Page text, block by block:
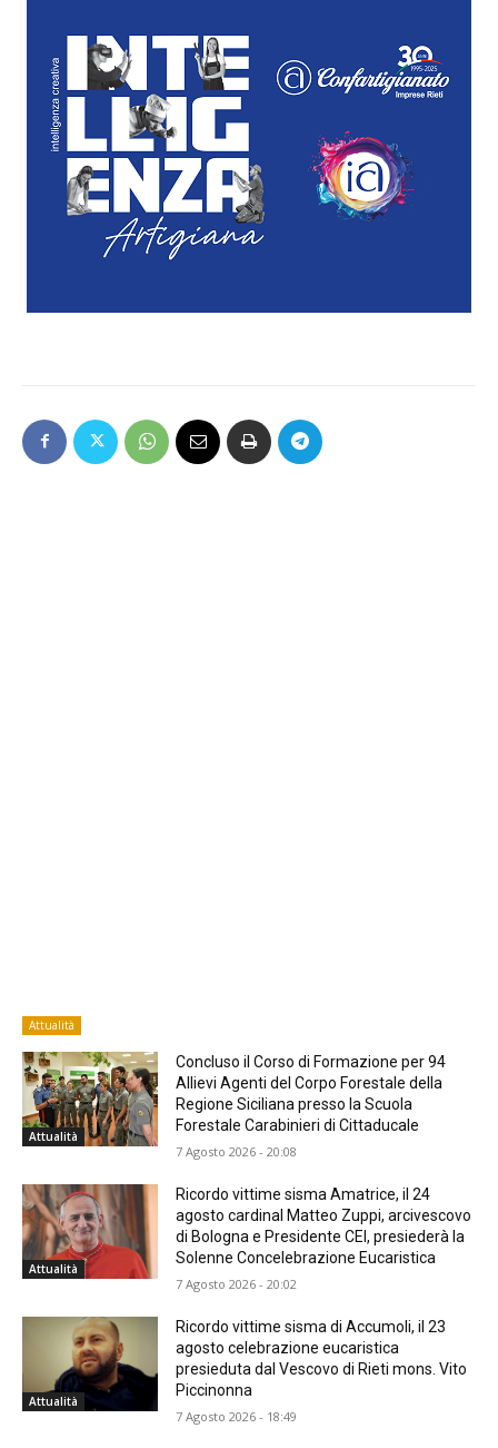
Attualità
Attualità
Concluso il Corso di Formazione per 94
Allievi Agenti del Corpo Forestale della
Regione Siciliana presso la Scuola
Forestale Carabinieri di Cittaducale
7 Agosto 2026 - 20:08
Attualità
Ricordo vittime sisma Amatrice, il 24
agosto cardinal Matteo Zuppi, arcivescovo
di Bologna e Presidente CEI, presiederà la
Solenne Concelebrazione Eucaristica
7 Agosto 2026 - 20:02
Attualità
Ricordo vittime sisma di Accumoli, il 23
agosto celebrazione eucaristica
presieduta dal Vescovo di Rieti mons. Vito
Piccinonna
7 Agosto 2026 - 18:49